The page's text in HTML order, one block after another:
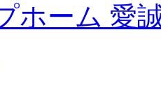
ホーム 愛